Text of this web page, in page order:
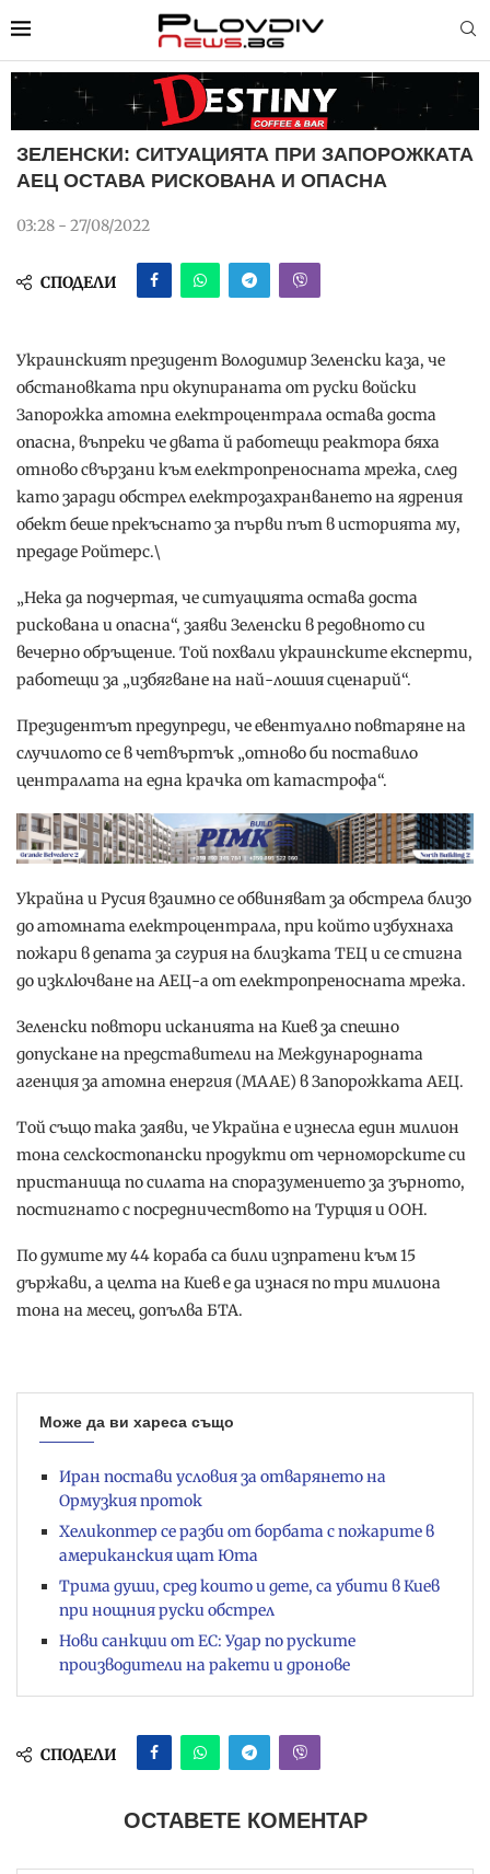
ЗЕЛЕНСКИ: СИТУАЦИЯТА ПРИ ЗАПОРОЖКАТА
АЕЦ ОСТАВА РИСКОВАНА И ОПАСНА
03:28 - 27/08/2022
СПОДЕЛИ
Украинският президент Володимир Зеленски каза, че
обстановката при окупираната от руски войски
Запорожка атомна електроцентрала остава доста
опасна, въпреки че двата й работещи реактора бяха
отново свързани към електропреносната мрежа, след
като заради обстрел електрозахранването на ядрения
обект беше прекъснато за първи път в историята му,
предаде Ройтерс.\
„Нека да подчертая, че ситуацията остава доста
рискована и опасна“, заяви Зеленски в редовното си
вечерно обръщение. Той похвали украинските експерти,
работещи за „избягване на най-лошия сценарий“.
Президентът предупреди, че евентуално повтаряне на
случилото се в четвъртък „отново би поставило
централата на една крачка от катастрофа“.
Украйна и Русия взаимно се обвиняват за обстрела близо
до атомната електроцентрала, при който избухнаха
пожари в депата за сгурия на близката ТЕЦ и се стигна
до изключване на АЕЦ-а от електропреносната мрежа.
Зеленски повтори исканията на Киев за спешно
допускане на представители на Международната
агенция за атомна енергия (МААЕ) в Запорожката АЕЦ.
Той също така заяви, че Украйна е изнесла един милион
тона селскостопански продукти от черноморските си
пристанища по силата на споразумението за зърното,
постигнато с посредничеството на Турция и ООН.
По думите му 44 кораба са били изпратени към 15
държави, а целта на Киев е да изнася по три милиона
тона на месец, допълва БТА.
Може да ви хареса също
Иран постави условия за отварянето на
Ормузкия проток
Хеликоптер се разби от борбата с пожарите в
американския щат Юта
Трима души, сред които и дете, са убити в Киев
при нощния руски обстрел
Нови санкции от ЕС: Удар по руските
производители на ракети и дронове
СПОДЕЛИ
ОСТАВЕТЕ КОМЕНТАР